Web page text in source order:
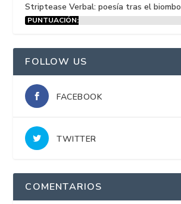
Striptease Verbal: poesía tras el biombo
PUNTUACIÓN:
FOLLOW US
FACEBOOK
TWITTER
COMENTARIOS